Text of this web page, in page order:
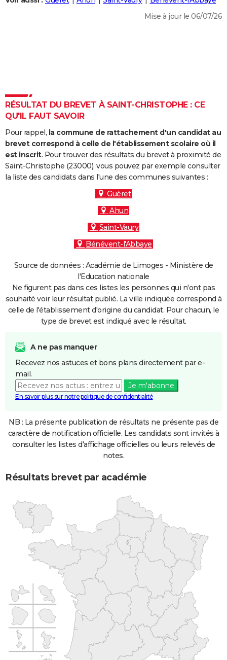
DICTIONNAIRE
Dictionnaire
Biographies
Citations
Expressions
Proverbes
PROGRAMME TV
COPAINS D'AVANT
S'inscrire
Se connecter
Lycées
Collèges
Primaires
Universités
Entreprises
Service militaire
Avis de recherche
AVIS DE DÉCÈS
FORUM
Mise à jour le 06/07/26
RÉSULTAT DU BREVET À SAINT-CHRISTOPHE : CE
QU'IL FAUT SAVOIR
Pour rappel, la commune de rattachement d'un candidat au
brevet correspond à celle de l'établissement scolaire où il
est inscrit. Pour trouver des résultats du brevet à proximité de
Saint-Christophe (23000), vous pouvez par exemple consulter
la liste des candidats dans l'une des communes suivantes :
Guéret
Ahun
Saint-Vaury
Bénévent-l'Abbaye
Source de données : Académie de Limoges - Ministère de
l'Education nationale
Ne figurent pas dans ces listes les personnes qui n'ont pas
souhaité voir leur résultat publié. La ville indiquée correspond à
celle de l'établissement d'origine du candidat. Pour chacun, le
type de brevet est indiqué avec le résultat.
A ne pas manquer
Recevez nos astuces et bons plans directement par e-
mail.
Je m'abonne
En savoir plus sur notre politique de confidentialité
NB : La présente publication de résultats ne présente pas de
caractère de notification officielle. Les candidats sont invités à
consulter les listes d'affichage officielles ou leurs relevés de
notes.
Résultats brevet par académie